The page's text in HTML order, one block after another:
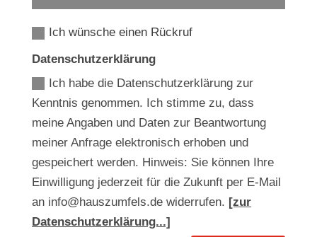
Ich wünsche einen Rückruf
Datenschutzerklärung
Ich habe die Datenschutzerklärung zur
Kenntnis genommen. Ich stimme zu, dass
meine Angaben und Daten zur Beantwortung
meiner Anfrage elektronisch erhoben und
gespeichert werden. Hinweis: Sie können Ihre
Einwilligung jederzeit für die Zukunft per E-Mail
an info@hauszumfels.de widerrufen. [zur
Datenschutzerklärung...]